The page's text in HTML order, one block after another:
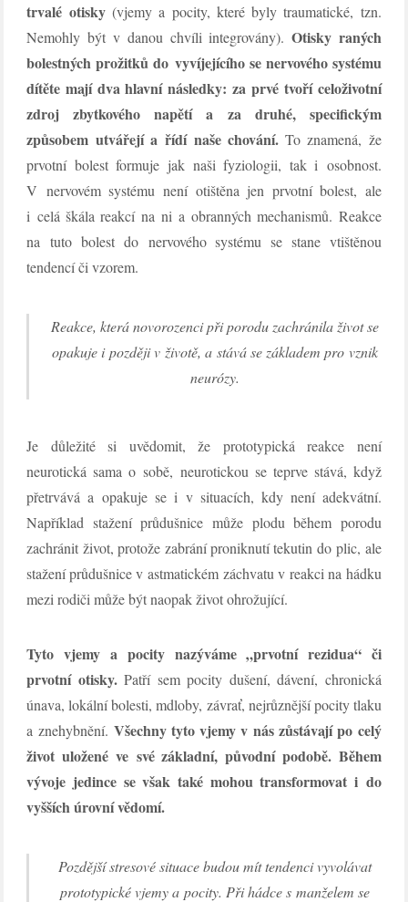
trvalé otisky(vjemy a pocity, které byly traumatické, tzn.
Nemohly být v danou chvíli integrovány). Otisky raných
bolestných prožitků do vyvíjejícího se nervového systému
dítěte mají dva hlavní následky: za prvé tvoří celoživotní
zdroj zbytkového napětí a za druhé, specifickým
způsobem utvářejí a řídí naše chování.To znamená, že
prvotní bolest formuje jak naši fyziologii, tak i osobnost.
V nervovém systému není otištěna jen prvotní bolest, ale
i celá škála reakcí na ni a obranných mechanismů. Reakce
na tuto bolest do nervového systému se stane vtištěnou
tendencí či vzorem.
Reakce, která novorozenci při porodu zachránila život se
opakuje i později v životě, a stává se základem pro vznik
neurózy.
Je důležité si uvědomit, že prototypická reakce není
neurotická sama o sobě, neurotickou se teprve stává, když
přetrvává a opakuje se i v situacích, kdy není adekvátní.
Například stažení průdušnice může plodu během porodu
zachránit život, protože zabrání proniknutí tekutin do plic, ale
stažení průdušnice v astmatickém záchvatu v reakci na hádku
mezi rodiči může být naopak život ohrožující.
Tyto vjemy a pocity nazýváme „prvotní rezidua“ či
prvotní otisky.Patří sem pocity dušení, dávení, chronická
únava, lokální bolesti, mdloby, závrať, nejrůznější pocity tlaku
a znehybnění. Všechny tyto vjemy v nás zůstávají po celý
život uložené ve své základní, původní podobě. Během
vývoje jedince se však také mohou transformovat i do
vyšších úrovní vědomí.
Pozdější stresové situace budou mít tendenci vyvolávat
prototypické vjemy a pocity. Při hádce s manželem se